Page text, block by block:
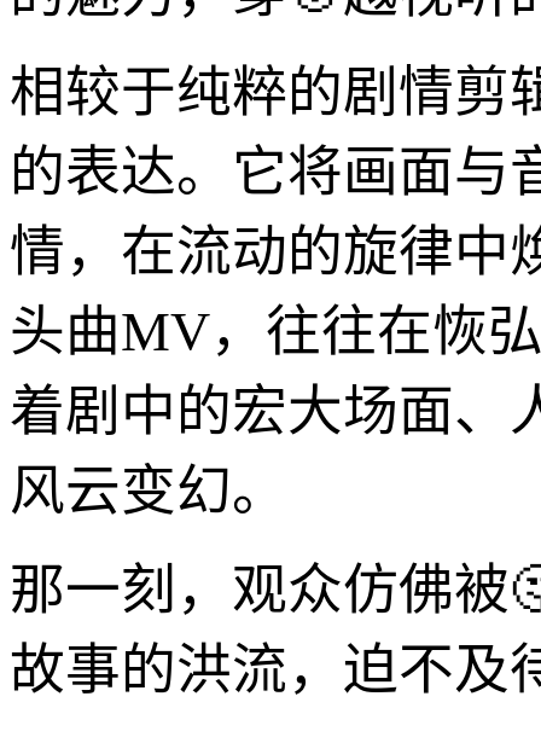
相较于纯粹的剧情剪
的表达。它将画面与
情，在流动的旋律中
头曲MV，往往在恢
着剧中的宏大场面、
风云变幻。
那一刻，观众仿佛被
故事的洪流，迫不及